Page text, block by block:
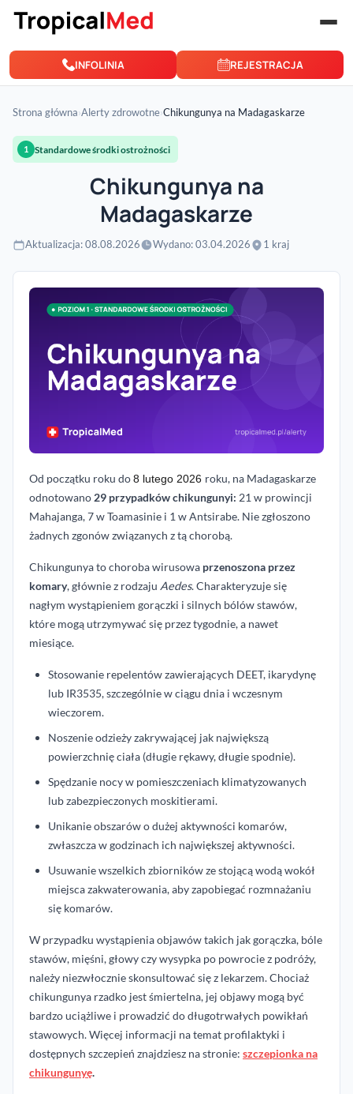
Przejdź do treści
INFOLINIA REJESTRACJA
Strona główna›Alerty zdrowotne›Chikungunya na Madagaskarze
1 Standardowe środki ostrożności
Chikungunya na
Madagaskarze
Aktualizacja: 08.08.2026 Wydano: 03.04.2026 1 kraj
Od początku roku do8 lutego 2026 roku, na Madagaskarze
odnotowano 29 przypadków chikungunyi: 21 w prowincji
Mahajanga, 7 w Toamasinie i 1 w Antsirabe. Nie zgłoszono
żadnych zgonów związanych z tą chorobą.
Chikungunya to choroba wirusowa przenoszona przez
komary, głównie z rodzaju Aedes. Charakteryzuje się
nagłym wystąpieniem gorączki i silnych bólów stawów,
które mogą utrzymywać się przez tygodnie, a nawet
miesiące.
Stosowanie repelentów zawierających DEET, ikarydynę
lub IR3535, szczególnie w ciągu dnia i wczesnym
wieczorem.
Noszenie odzieży zakrywającej jak największą
powierzchnię ciała (długie rękawy, długie spodnie).
Spędzanie nocy w pomieszczeniach klimatyzowanych
lub zabezpieczonych moskitierami.
Unikanie obszarów o dużej aktywności komarów,
zwłaszcza w godzinach ich największej aktywności.
Usuwanie wszelkich zbiorników ze stojącą wodą wokół
miejsca zakwaterowania, aby zapobiegać rozmnażaniu
się komarów.
W przypadku wystąpienia objawów takich jak gorączka, bóle
stawów, mięśni, głowy czy wysypka po powrocie z podróży,
należy niezwłocznie skonsultować się z lekarzem. Chociaż
chikungunya rzadko jest śmiertelna, jej objawy mogą być
bardzo uciążliwe i prowadzić do długotrwałych powikłań
stawowych. Więcej informacji na temat profilaktyki i
dostępnych szczepień znajdziesz na stronie: szczepionka na
chikungunyę.